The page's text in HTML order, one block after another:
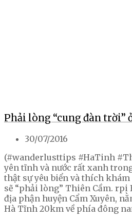
Phải lòng “cung đàn trời”
30/07/2016
(#wanderlusttips #HaTinh
yên tĩnh và nước rất xanh
thật sự yêu biển và thích
sẽ “phải lòng” Thiên Cầm. rpi
địa phận huyện Cẩm Xuyên,
Hà Tĩnh 20km về phía đông